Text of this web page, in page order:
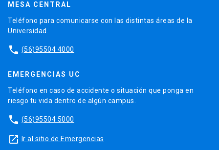
MESA CENTRAL
Teléfono para comunicarse con las distintas áreas de la
Universidad.
phone (56)95504 4000
EMERGENCIAS UC
Teléfono en caso de accidente o situación que ponga en
riesgo tu vida dentro de algún campus.
phone (56)95504 5000
launch Ir al sitio de Emergencias